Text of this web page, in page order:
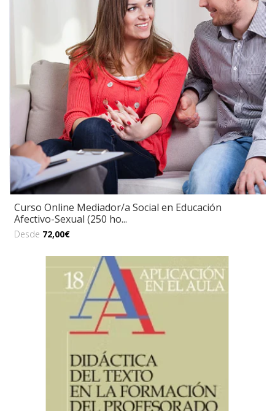
Curso Online Mediador/a Social en Educación
Afectivo-Sexual (250 ho...
Desde 72,00€